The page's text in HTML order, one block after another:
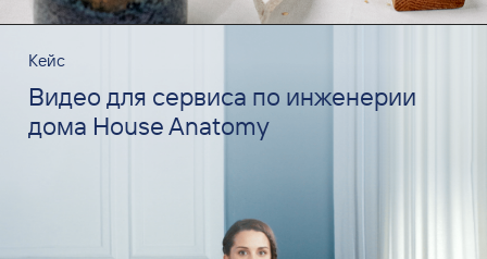
Кейс
Видео для сервиса по инженерии
дома House Anatomy